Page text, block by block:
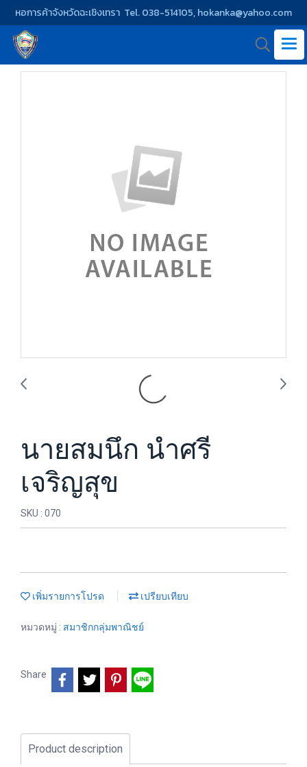
หอการค้าจังหวัดฉะเชิงเทรา Tel. 038-514105, hokanka@yahoo.com
นายสมนึก นำศรี
เจริญสุข
SKU : 070
เพิ่มรายการโปรด เปรียบเทียบ
หมวดหมู่ : สมาชิกกลุ่มพาณิชย์
Share
Product description